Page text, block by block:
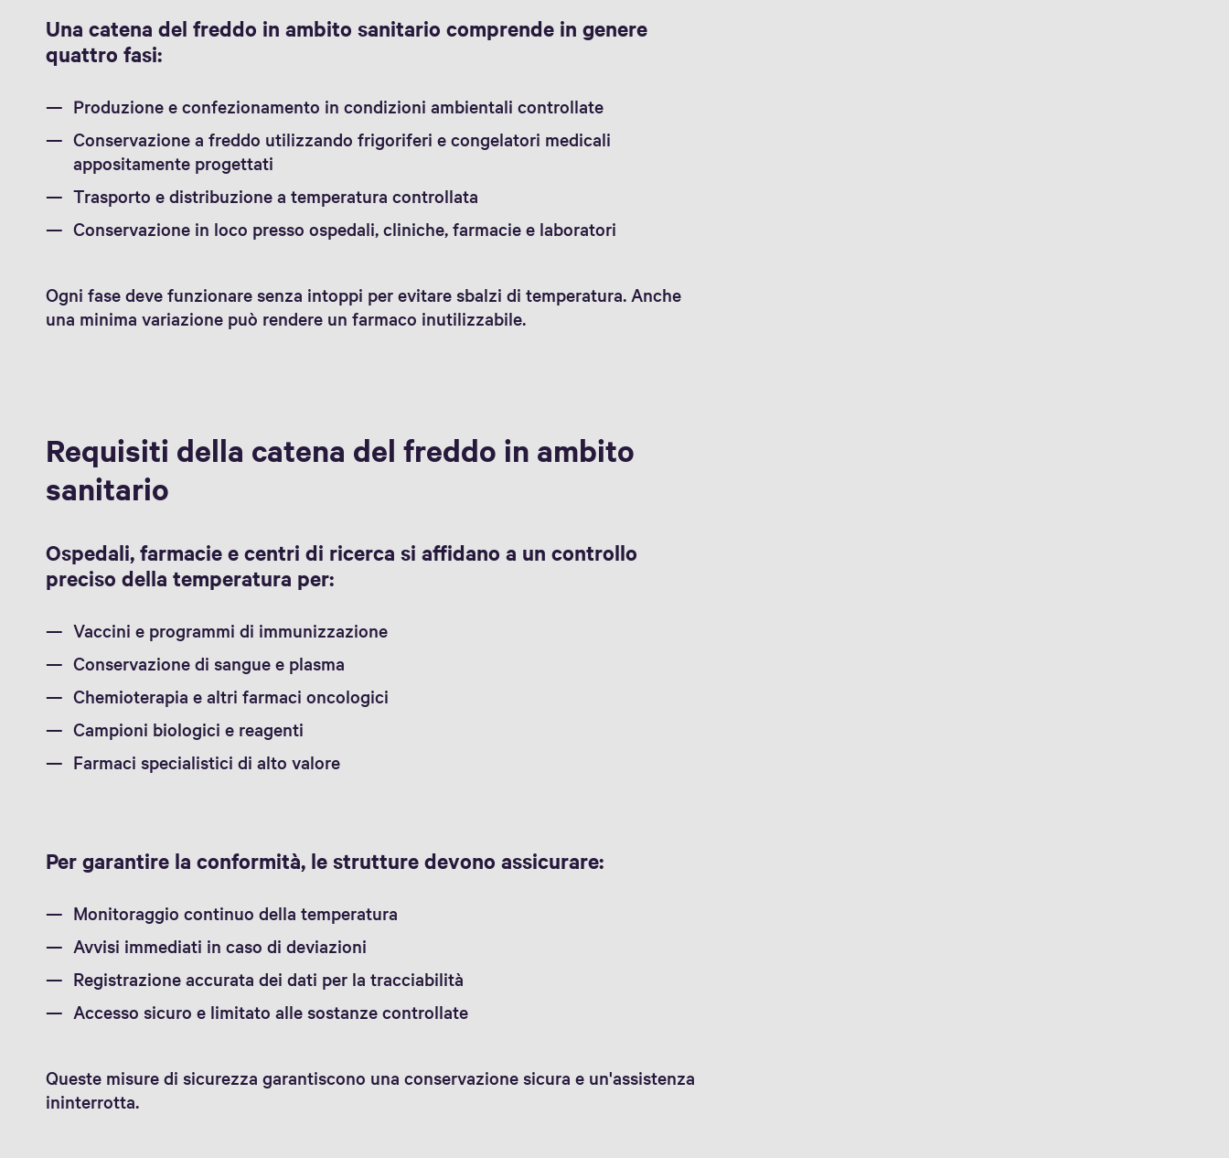
Una catena del freddo in ambito sanitario comprende in genere
quattro fasi:
Produzione e confezionamento in condizioni ambientali controllate
Conservazione a freddo utilizzando frigoriferi e congelatori medicali
appositamente progettati
Trasporto e distribuzione a temperatura controllata
Conservazione in loco presso ospedali, cliniche, farmacie e laboratori
Ogni fase deve funzionare senza intoppi per evitare sbalzi di temperatura. Anche
una minima variazione può rendere un farmaco inutilizzabile.
Requisiti della catena del freddo in ambito
sanitario
Ospedali, farmacie e centri di ricerca si affidano a un controllo
preciso della temperatura per:
Vaccini e programmi di immunizzazione
Conservazione di sangue e plasma
Chemioterapia e altri farmaci oncologici
Campioni biologici e reagenti
Farmaci specialistici di alto valore
Per garantire la conformità, le strutture devono assicurare:
Monitoraggio continuo della temperatura
Avvisi immediati in caso di deviazioni
Registrazione accurata dei dati per la tracciabilità
Accesso sicuro e limitato alle sostanze controllate
Queste misure di sicurezza garantiscono una conservazione sicura e un'assistenza
ininterrotta.